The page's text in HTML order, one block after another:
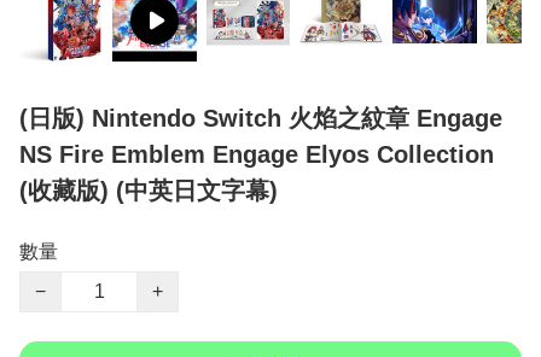
(日版) Nintendo Switch 火焰之紋章 Engage
NS Fire Emblem Engage Elyos Collection
(收藏版) (中英日文字幕)
數量
−
+